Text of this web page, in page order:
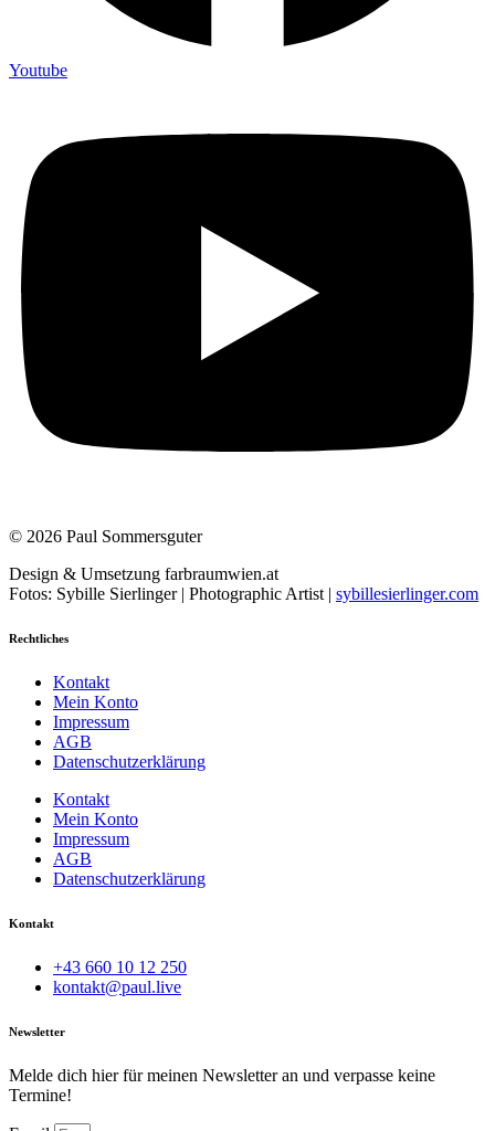
Youtube
© 2026 Paul Sommersguter
Design & Umsetzung farbraumwien.at
Fotos: Sybille Sierlinger | Photographic Artist | sybillesierlinger.com
Rechtliches
Kontakt
Mein Konto
Impressum
AGB
Datenschutzerklärung
Kontakt
Mein Konto
Impressum
AGB
Datenschutzerklärung
Kontakt
+43 660 10 12 250
kontakt@paul.live
Newsletter
Melde dich hier für meinen Newsletter an und verpasse keine
Termine!